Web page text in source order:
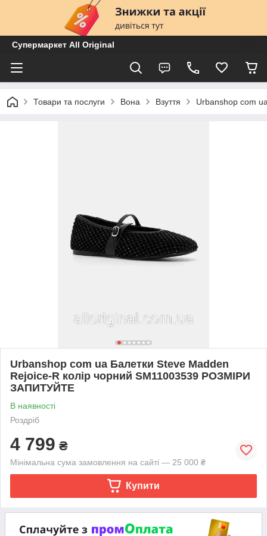
Супермаркет All Original
Товари та послуги Вона Взуття Urbanshop com
Urbanshop com ua Балетки Steve Madden
Rejoice-R колір чорний SM11003539 РОЗМІРИ
ЗАПИТУЙТЕ
В наявності
Роздріб
4 799 ₴
Мінімальна сума замовлення на сайті — 25 000 ₴
Купити